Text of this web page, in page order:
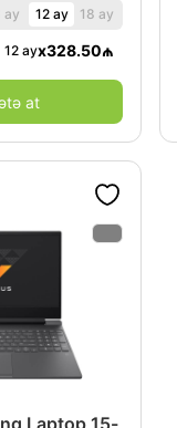
ay 12 ay 18 ay
12 ayx328.50₼
at
Laptop 15-